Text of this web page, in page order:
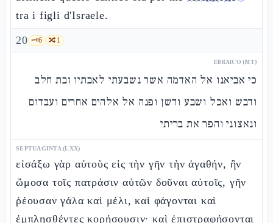
tra i figli d'Israele.
20 🗝️6 🔀1
EBRAICO (MT)
כי אביאנו אל האדמה אשר נשבעתי לאבתיו זבת חלב
ודבש ואכל ושבע ודשן ופנה אל אלהים אחרים ועבדום
ונאצוני והפר את בריתי
SEPTUAGINTA (LXX)
εἰσάξω γὰρ αὐτοὺς εἰς τὴν γῆν τὴν ἀγαθήν, ἣν
ὤμοσα τοῖς πατράσιν αὐτῶν δοῦναι αὐτοῖς, γῆν
ῥέουσαν γάλα καὶ μέλι, καὶ φάγονται καὶ
ἐμπλησθέντες κορήσουσιν· καὶ ἐπιστραφήσονται